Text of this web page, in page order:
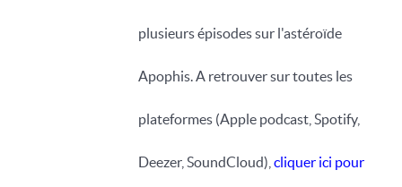
plusieurs épisodes sur l'astéroïde
Apophis. A retrouver sur toutes les
plateformes (Apple podcast, Spotify,
Deezer, SoundCloud), cliquer ici pour